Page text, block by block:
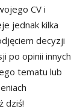
CV i
jednak kilka
decyzji
po opinii innych
tematu lub
dziś!